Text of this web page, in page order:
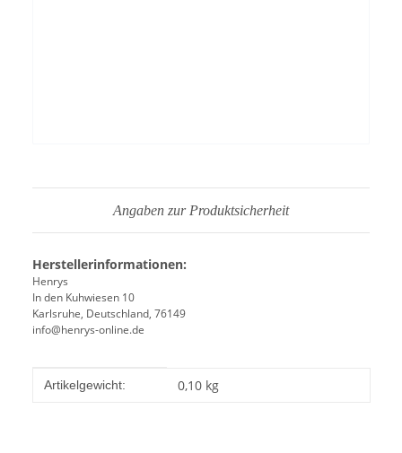
Angaben zur Produktsicherheit
Herstellerinformationen:
Henrys
In den Kuhwiesen 10
Karlsruhe, Deutschland, 76149
info@henrys-online.de
Produkteigenschaft
Wert
Artikelgewicht: 0,10 kg